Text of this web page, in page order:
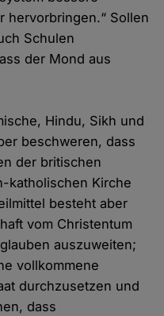
hervorbringen.“ Sollen
Schulen
der Mond aus
Hindu, Sikh und
beschweren, dass
der britischen
katholischen Kirche
besteht aber
vom Christentum
auszuweiten;
vollkommene
durchzusetzen und
dass